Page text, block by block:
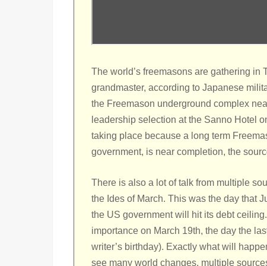
The world’s freemasons are gathering in
grandmaster, according to Japanese
the Freemason underground complex
leadership selection at the Sanno Hotel
taking place because a long term
government, is near completion, the
There is also a lot of talk from multiple
the Ides of March. This was the day that
the US government will hit its debt
importance on March 19th, the day the
writer’s birthday). Exactly what will
see many world changes, multiple